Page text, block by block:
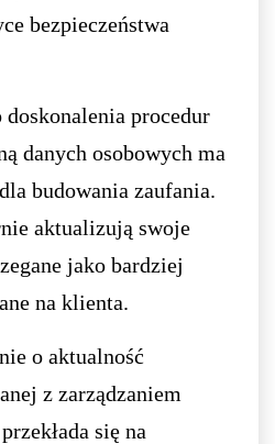
bezpieczeństwa
doskonalenia procedur
danych osobowych ma
budowania zaufania.
aktualizują swoje
jako bardziej
na klienta.
o aktualność
z zarządzaniem
się na